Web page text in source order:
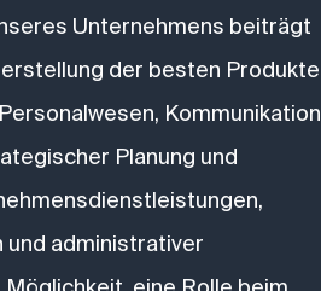
Unternehmens beiträgt
der besten Produkte
Kommunikation
Planung und
und administrativer